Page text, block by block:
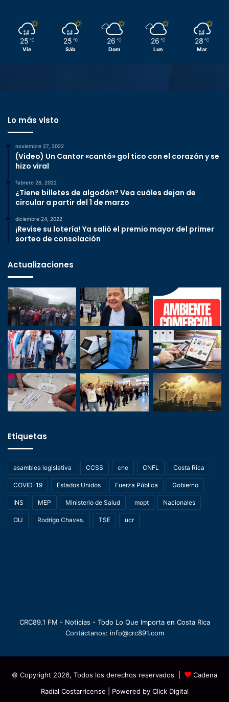
25 ℃
Vie
25 ℃
Sáb
26 ℃
Dom
26 ℃
Lun
28 ℃
Mar
Lo más visto
noviembre 27, 2022
(Video) Un Cantor «cantó» gol tico con el corazón y se
hizo viral
febrero 26, 2022
¿Tiene billetes de algodón? Vea cuáles dejan de
circular a partir del 1 de marzo
diciembre 24, 2022
¡Revise su lotería! Ya salió el premio mayor del primer
sorteo de consolación
Actualizaciones
Etiquetas
asamblea legislativa CCSS cne CNFL Costa Rica
COVID-19 Estados Unidos Fuerza Pública Gobierno
INS MEP Ministerio de Salud mopt Nacionales
OIJ Rodrigo Chaves. TSE ucr
CRC89.1 FM - Noticias - Todo Lo Que Importa en Costa Rica
Contáctanos: info@crc891.com
© Copyright 2026, Todos los derechos reservados |
Cadena
Radial Costarricense | Powered by Click Digital